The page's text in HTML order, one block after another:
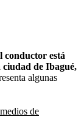
conductor está
ciudad de Ibagué,
algunas
de